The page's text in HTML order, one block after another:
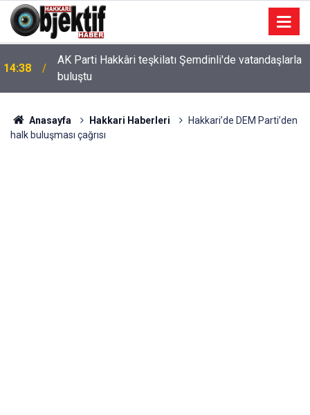
14:38
AK Parti Hakkâri teşkilatı Şemdinli'de vatandaşlarla
buluştu
Anasayfa Hakkari Haberleri
Hakkari’de DEM Parti’den
halk buluşması çağrısı